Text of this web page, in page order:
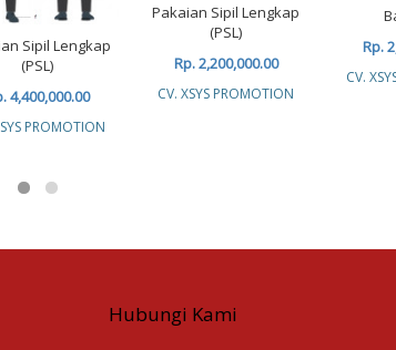
Sipil Lengkap
(PSL)
4,400,000.00
PROMOTION
Pakaian Sipil Lengkap
(PSL)
Rp. 2,200,000.00
CV. XSYS PROMOTION
Rp.
CV.
Hubungi Kami